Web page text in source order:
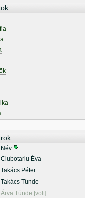
Név
Ciubotariu Éva
Takács Péter
Takács Tünde
Árva Tünde [volt]